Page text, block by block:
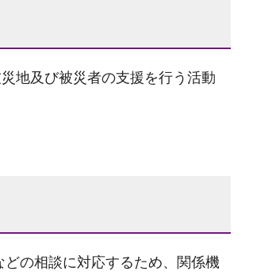
地及び被災者の支援を行う活動
の相談に対応するため、関係機